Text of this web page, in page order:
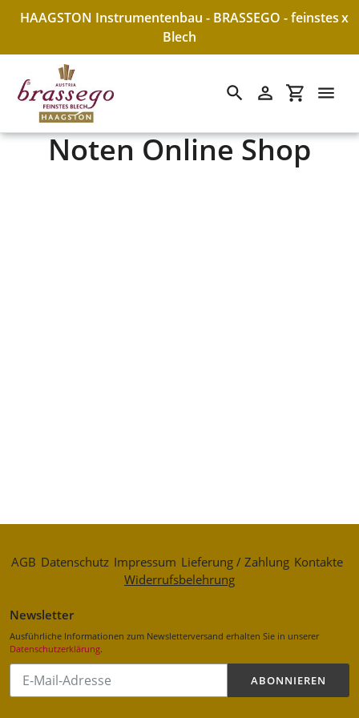
Direkt
HAAGSTON Instrumentenbau - BRASSEGO - feinstes
Blech
x
SuchenEinloggen
Noten Online Shop
AGB Datenschutz Impressum Lieferung / Zahlung Kontakte
Widerrufsbelehrung
Newsletter
Ausführliche Informationen zum Newsletterversand erhalten Sie in unserer
Datenschutzerklärung.
Abonnieren
unsere
ABONNIEREN